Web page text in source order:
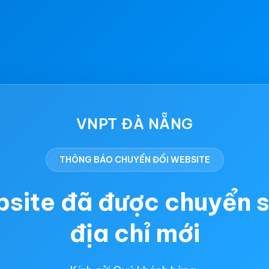
VNPT ĐÀ NẴNG
THÔNG BÁO CHUYỂN ĐỔI WEBSITE
đã được chuyển
địa chỉ mới